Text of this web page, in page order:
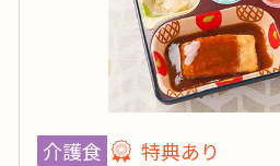
200～250kcal
-
タンパク質 : 10g
塩分
1g～3g
介護食
特典あり